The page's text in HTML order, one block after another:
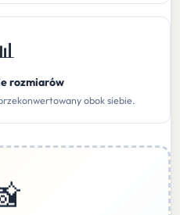
rozmiarów
obok siebie.